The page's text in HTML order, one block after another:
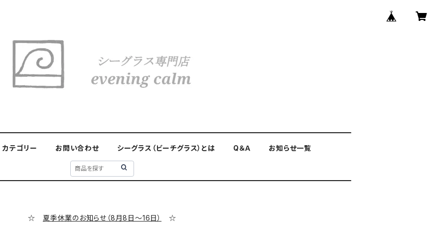
カテゴリー お問い合わせ シーグラス（ビーチグラス）とは Q＆Ａ お知らせ一覧
☆ 夏季休業のお知らせ（8月8日～16日） ☆